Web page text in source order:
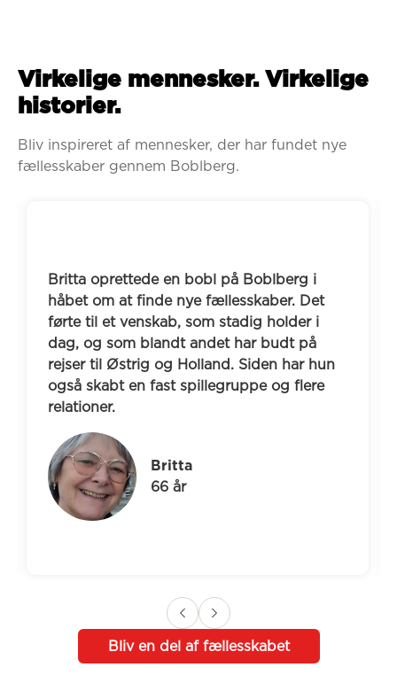
Virkelige mennesker. Virkelige
historier.
Bliv inspireret af mennesker, der har fundet nye
fællesskaber gennem Boblberg.
Britta oprettede en bobl på Boblberg i
håbet om at finde nye fællesskaber. Det
førte til et venskab, som stadig holder i
dag, og som blandt andet har budt på
rejser til Østrig og Holland. Siden har hun
også skabt en fast spillegruppe og flere
relationer.
Britta
66 år
Bliv en del af fællesskabet